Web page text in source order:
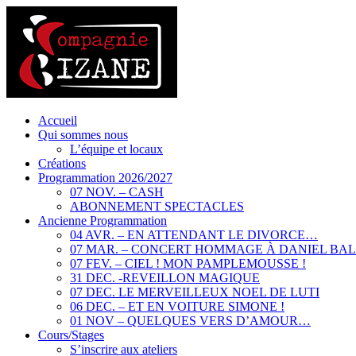
Accueil
Qui sommes nous
L’équipe et locaux
Créations
Programmation 2026/2027
07 NOV. – CASH
ABONNEMENT SPECTACLES
Ancienne Programmation
04 AVR. – EN ATTENDANT LE DIVORCE…
07 MAR. – CONCERT HOMMAGE À DANIEL
07 FEV. – CIEL ! MON PAMPLEMOUSSE !
31 DEC. -REVEILLON MAGIQUE
07 DEC. LE MERVEILLEUX NOEL DE LUTI
06 DEC. – ET EN VOITURE SIMONE !
01 NOV – QUELQUES VERS D’AMOUR…
Cours/Stages
S’inscrire aux ateliers